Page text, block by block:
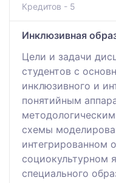
Кредитов - 5
Инклюзивная
Цели и задачи
студентов с
инклюзивного и
понятийным
схемы
интегрированном
социокультурном
специального